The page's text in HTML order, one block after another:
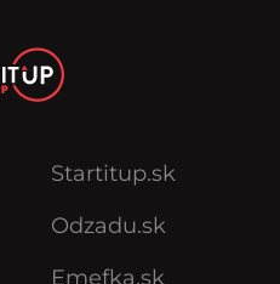
Startitup.sk
Odzadu.sk
Emefka.sk